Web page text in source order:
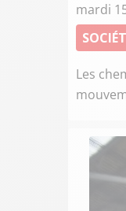
mardi
Les